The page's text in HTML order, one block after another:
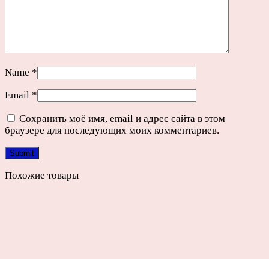
Name *
Email *
Сохранить моё имя, email и адрес сайта в этом
браузере для последующих моих комментариев.
Похожие товары